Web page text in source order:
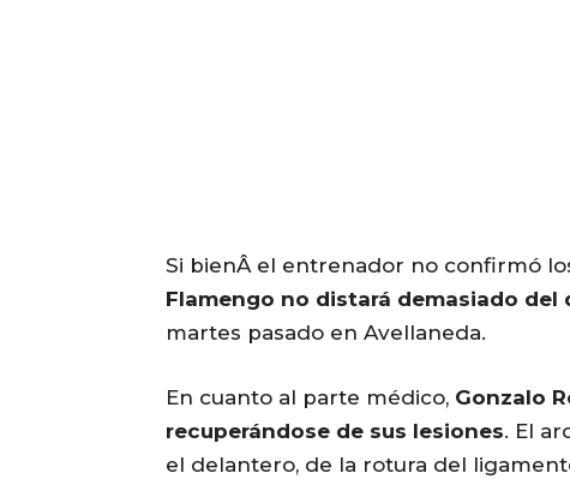
Si bienÂ el entrenador no confirmó
Flamengo no distará demasiado del
martes pasado en Avellaneda.
En cuanto al parte médico, Gonzalo
recuperándose de sus lesiones. El
el delantero, de la rotura del